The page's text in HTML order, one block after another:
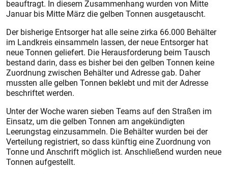
beauftragt. In diesem Zusammenhang wurden von Mitte
Januar bis Mitte März die gelben Tonnen ausgetauscht.
Der bisherige Entsorger hat alle seine zirka 66.000 Behälter
im Landkreis einsammeln lassen, der neue Entsorger hat
neue Tonnen geliefert. Die Herausforderung beim Tausch
bestand darin, dass es bisher bei den gelben Tonnen keine
Zuordnung zwischen Behälter und Adresse gab. Daher
mussten alle gelben Tonnen beklebt und mit der Adresse
beschriftet werden.
Unter der Woche waren sieben Teams auf den Straßen im
Einsatz, um die gelben Tonnen am angekündigten
Leerungstag einzusammeln. Die Behälter wurden bei der
Verteilung registriert, so dass künftig eine Zuordnung von
Tonne und Anschrift möglich ist. Anschließend wurden neue
Tonnen aufgestellt.